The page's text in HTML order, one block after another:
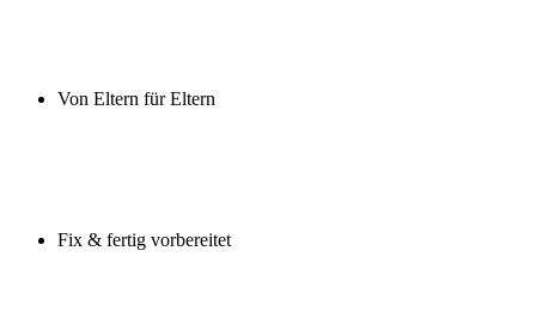
Von Eltern für Eltern
Fix & fertig vorbereitet